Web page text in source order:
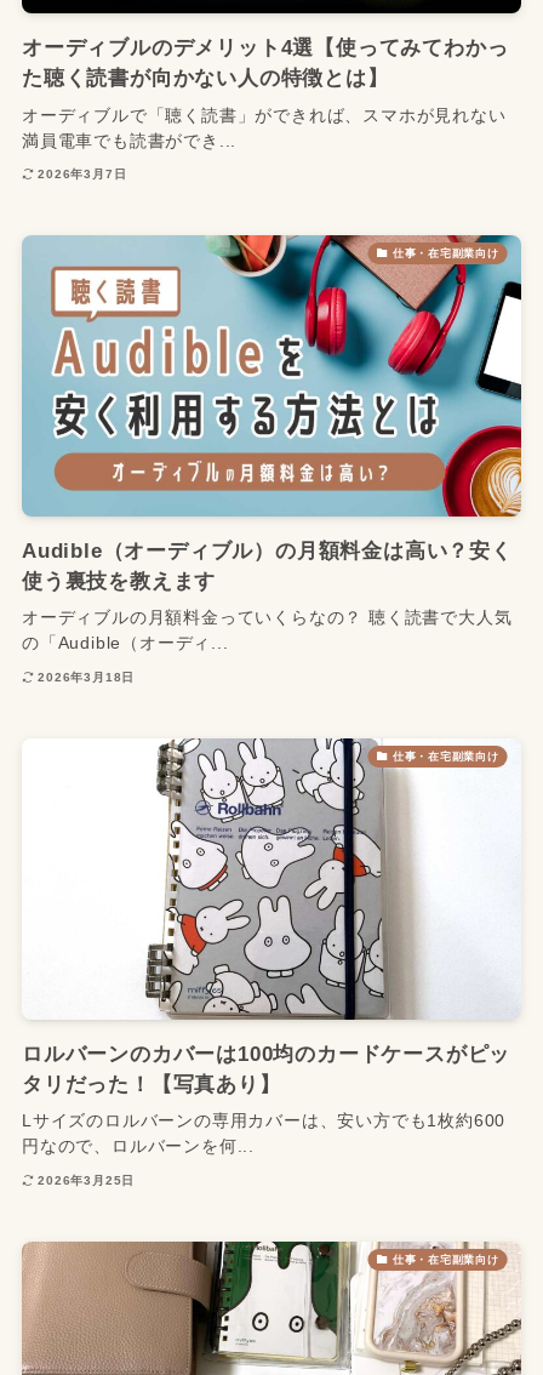
オーディブルのデメリット4選【使ってみてわかっ
た聴く読書が向かない人の特徴とは】
オーディブルで「聴く読書」ができれば、スマホが見れない
満員電車でも読書ができ...
2026年3月7日
仕事・在宅副業向け
Audible（オーディブル）の月額料金は高い？安く
使う裏技を教えます
オーディブルの月額料金っていくらなの？ 聴く読書で大人気
の「Audible（オーディ...
2026年3月18日
仕事・在宅副業向け
ロルバーンのカバーは100均のカードケースがピッ
タリだった！【写真あり】
Lサイズのロルバーンの専用カバーは、安い方でも1枚約600
円なので、ロルバーンを何...
2026年3月25日
仕事・在宅副業向け